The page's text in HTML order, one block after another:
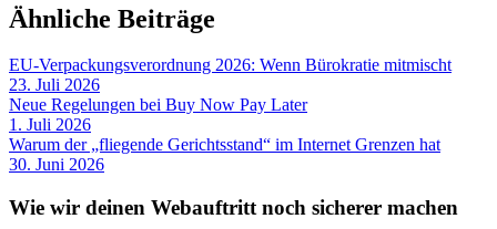
Ähnliche Beiträge
EU-Verpackungsverordnung 2026: Wenn Bürokratie mitmischt
23. Juli 2026
Neue Regelungen bei Buy Now Pay Later
1. Juli 2026
Warum der „fliegende Gerichtsstand“ im Internet Grenzen hat
30. Juni 2026
Wie wir deinen Webauftritt noch sicherer machen